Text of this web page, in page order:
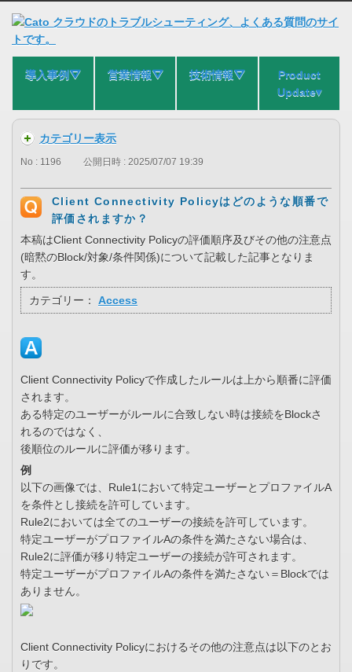
導入事例⛛ 営業情報⛛ 技術情報⛛
Product
Update▾
カテゴリー表示
No : 1196 公開日時 : 2025/07/07 19:39
Client Connectivity Policyはどのような順番で
評価されますか？
本稿はClient Connectivity Policyの評価順序及びその他の注意点
(暗黙のBlock/対象/条件関係)について記載した記事となりま
す。
カテゴリー： Access
Client Connectivity Policyで作成したルールは上から順番に評価
されます。
ある特定のユーザーがルールに合致しない時は接続をBlockさ
れるのではなく、
後順位のルールに評価が移ります。
例
以下の画像では、Rule1において特定ユーザーとプロファイルA
を条件とし接続を許可しています。
Rule2においては全てのユーザーの接続を許可しています。
特定ユーザーがプロファイルAの条件を満たさない場合は、
Rule2に評価が移り特定ユーザーの接続が許可されます。
特定ユーザーがプロファイルAの条件を満たさない＝Blockでは
ありません。
Client Connectivity Policyにおけるその他の注意点は以下のとお
りです。